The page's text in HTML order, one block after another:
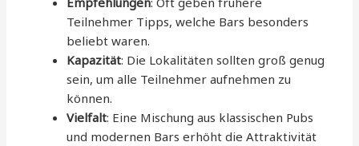
Teilnehmer Tipps, welche Bars besonders
beliebt waren.
Kapazität: Die Lokalitäten sollten groß genug
sein, um alle Teilnehmer aufnehmen zu
können.
Vielfalt: Eine Mischung aus klassischen Pubs
und modernen Bars erhöht die Attraktivität